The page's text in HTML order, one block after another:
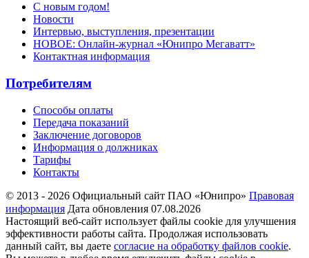
С новым годом!
Новости
Интервью, выступления, презентации
НОВОЕ: Онлайн-журнал «Юнипро Мегаватт»
Контактная информация
Потребителям
Способы оплаты
Передача показаний
Заключение договоров
Информация о должниках
Тарифы
Контакты
© 2013 - 2026 Официальный сайт ПАО «Юнипро» Правовая
информация Дата обновления 07.08.2026
Настоящий веб-сайт использует файлы cookie для улучшения
эффективности работы сайта. Продолжая использовать
данный сайт, вы даете согласие на обработку файлов cookie.